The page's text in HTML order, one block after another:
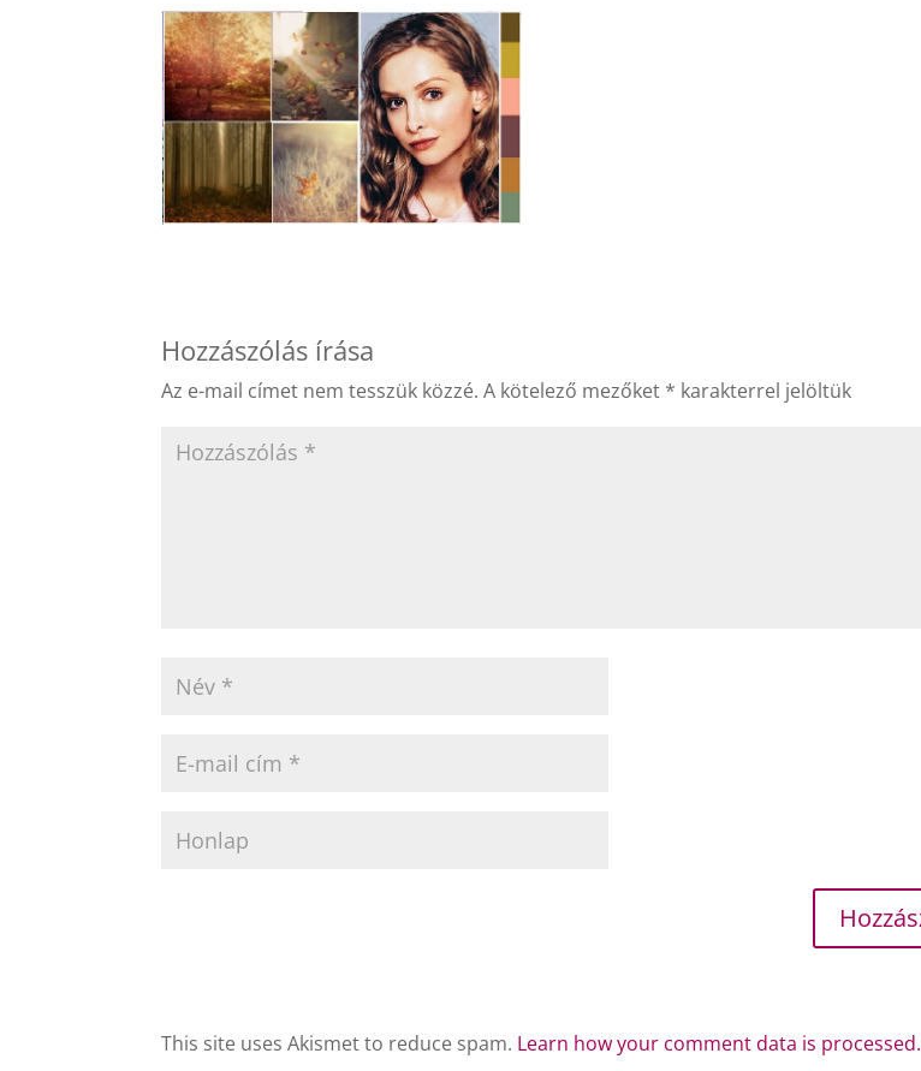
Hozzászólás írása
Az e-mail címet nem tesszük közzé. A kötelező mezőket * karakterrel jelöltük
This site uses Akismet to reduce spam. Learn how your comment data is processed.